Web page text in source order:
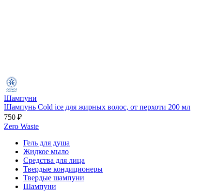
Шампуни
Шампунь Cold ice для жирных волос, от перхоти 200 мл
750 ₽
Zero Waste
Гель для душа
Жидкое мыло
Средства для лица
Твердые кондиционеры
Твердые шампуни
Шампуни